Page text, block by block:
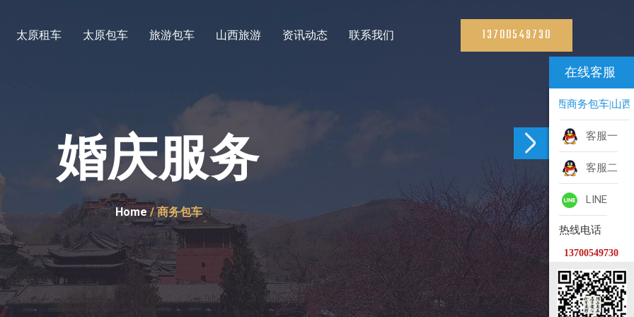
太原租车 太原包车 旅游包车 山西旅游 资讯动态 联系我们 13700549730
婚庆服务
Home/ 商务包车
在线客服
山西旅游包车|山西商务包车|山西
客服一
客服二
LINE
热线电话
13700549730